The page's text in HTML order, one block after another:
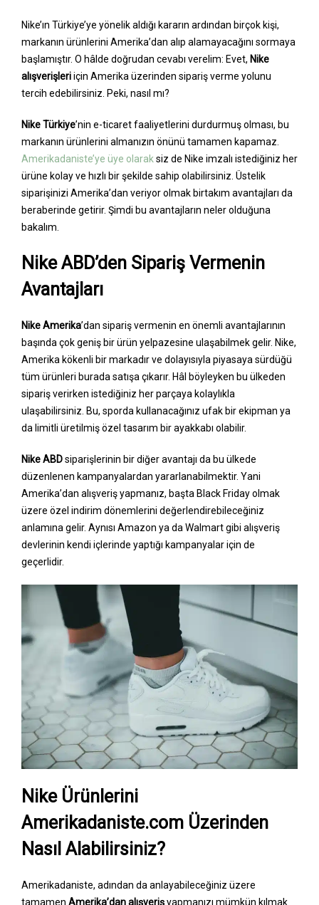
Nike’ın Türkiye’ye yönelik aldığı kararın ardından birçok kişi,
markanın ürünlerini Amerika’dan alıp alamayacağını sormaya
başlamıştır. O hâlde doğrudan cevabı verelim: Evet, Nike
alışverişleriiçin Amerika üzerinden sipariş verme yolunu
tercih edebilirsiniz. Peki, nasıl mı?
Nike Türkiye’nin e-ticaret faaliyetlerini durdurmuş olması, bu
markanın ürünlerini almanızın önünü tamamen kapamaz.
Amerikadaniste’ye üye olarak siz de Nike imzalı istediğiniz her
ürüne kolay ve hızlı bir şekilde sahip olabilirsiniz. Üstelik
siparişinizi Amerika’dan veriyor olmak birtakım avantajları da
beraberinde getirir. Şimdi bu avantajların neler olduğuna
bakalım.
Nike ABD’den Sipariş Vermenin
Avantajları
Nike Amerika’dan sipariş vermenin en önemli avantajlarının
başında çok geniş bir ürün yelpazesine ulaşabilmek gelir. Nike,
Amerika kökenli bir markadır ve dolayısıyla piyasaya sürdüğü
tüm ürünleri burada satışa çıkarır. Hâl böyleyken bu ülkeden
sipariş verirken istediğiniz her parçaya kolaylıkla
ulaşabilirsiniz. Bu, sporda kullanacağınız ufak bir ekipman ya
da limitli üretilmiş özel tasarım bir ayakkabı olabilir.
Nike ABDsiparişlerinin bir diğer avantajı da bu ülkede
düzenlenen kampanyalardan yararlanabilmektir. Yani
Amerika’dan alışveriş yapmanız, başta Black Friday olmak
üzere özel indirim dönemlerini değerlendirebileceğiniz
anlamına gelir. Aynısı Amazon ya da Walmart gibi alışveriş
devlerinin kendi içlerinde yaptığı kampanyalar için de
geçerlidir.
Nike Ürünlerini
Amerikadaniste.com Üzerinden
Nasıl Alabilirsiniz?
Amerikadaniste, adından da anlayabileceğiniz üzere
tamamen Amerika’dan alışverişyapmanızı mümkün kılmak